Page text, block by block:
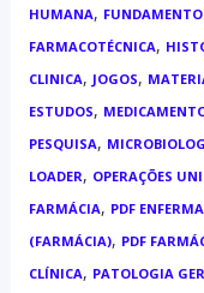
HUMANA,
FARMACOTÉCNICA,
CLINICA, JOGOS,
ESTUDOS,
PESQUISA,
LOADER, OPERAÇÕES
FARMÁCIA, PDF
(FARMÁCIA), PDF
CLÍNICA, PATOLOGIA